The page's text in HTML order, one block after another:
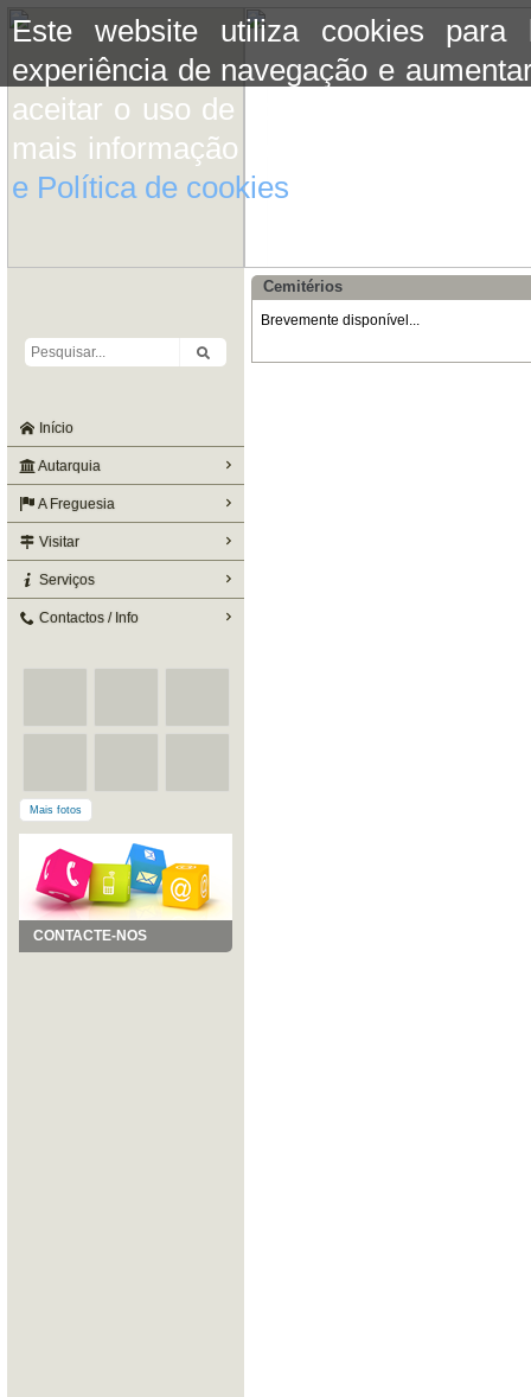
Este website utiliza cookies para
experiência de navegação e
aceitar o uso de cookies basta
mais informação consulte a
e Política de cookies
Início
Autarquia
A Freguesia
Visitar
Serviços
Contactos / Info
Mais fotos
CONTACTE-NOS
Cemitérios
Brevemente disponível...